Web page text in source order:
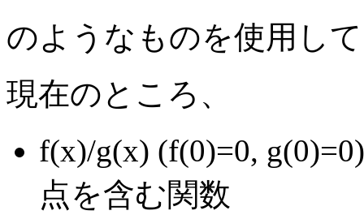
のようなものを使用し
現在のところ、
f(x)/g(x) (f(0)=0,
点を含む関数